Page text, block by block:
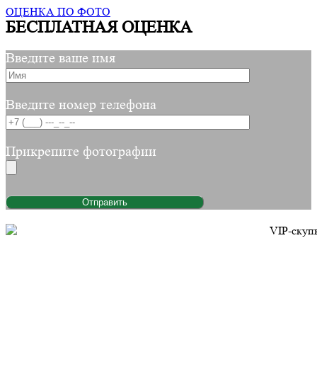
ОЦЕНКА ПО ФОТО
БЕСПЛАТНАЯ ОЦЕНКА
Введите ваше имя
Введите номер телефона
Прикрепите фотографии